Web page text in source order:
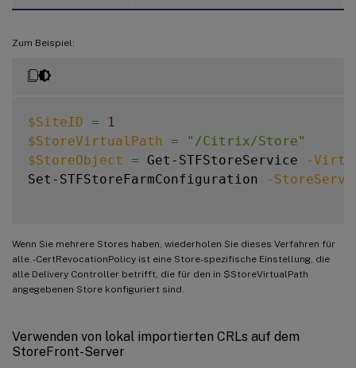
Zum Beispiel:
$SiteID =
1
$StoreVirtualPath =
"/Citrix/Store"
$StoreObject
= Get-STFStoreService
-
Set-STFStoreFarmConfiguration
-
Wenn Sie mehrere Stores haben, wiederholen Sie dieses Verfahren für
alle. -CertRevocationPolicy ist eine Store-spezifische Einstellung, die
alle Delivery Controller betrifft, die für den in $StoreVirtualPath
angegebenen Store konfiguriert sind.
Verwenden von lokal importierten CRLs auf dem
StoreFront-Server